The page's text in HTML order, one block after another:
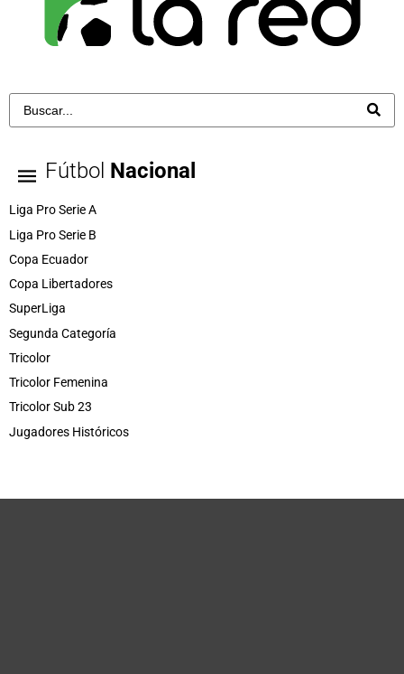
Fútbol Nacional
Liga Pro Serie A
Liga Pro Serie B
Copa Ecuador
Copa Libertadores
SuperLiga
Segunda Categoría
Tricolor
Tricolor Femenina
Tricolor Sub 23
Jugadores Históricos